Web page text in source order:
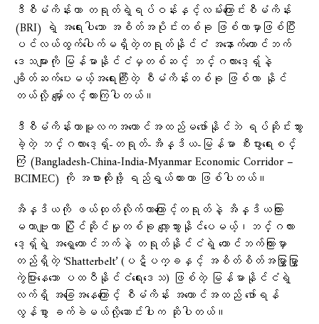
ဒီစီမံကိန်းဟာ တရုတ်ရဲ့ရပ်ဝန်းနှင့်လမ်းကြောင်းစီမံကိန်း
(BRI) ရဲ့ အရေးပါသော အစိတ်အပိုင်းတစ်ခု ဖြစ်လာမှာဖြစ်ပြီး
ပင်လယ်ထွက်ပေါက်မရှိတဲ့တရုတ်နိုင်ငံ အနောက်တောင်ဘက်
ဒေသများကို မြန်မာနိုင်ငံမှတစ်ဆင့် ဘင်္ဂလားဒေ့ရှ်နဲ့
ချိတ်ဆက်ပေးမယ့်အရေးကြီးတဲ့ စီမံကိန်းတစ်ခု ဖြစ်လာ နိုင်
တယ်လို့ မျှော်လင့်ထားကြပါတယ်။
ဒီစီမံကိန်းဟာမူလကအကောင်အထည်မဖော်နိုင်ဘဲ ရပ်ဆိုင်းသွား
ခဲ့တဲ့ ဘင်္ဂလားဒေ့ရှ်-တရုတ်-အိန္ဒိယ-မြန်မာ စီးပွားရေးစင်္
ကြံ (Bangladesh-China-India-Myanmar Economic Corridor –
BCIMEC) ကို အစားထိုးဖို့ ရည်ရွယ်ထားတာ ဖြစ်ပါတယ်။
အိန္ဒိယကို ဖယ်ထုတ်လိုက်တာကြောင့်တရုတ်နဲ့ အိန္ဒိယကြား
မဟာဗျူဟာ ပြိုင်ဆိုင်မှုတစ်ခု လျော့သွားနိုင်ပေမယ့်၊ဘင်္ဂလား
ဒေ့ရှ်ရဲ့ အရှေ့တောင်ဘက်နဲ့ တရုတ်နိုင်ငံရဲ့ တောင်ဘက်ကြားမှာ
တည်ရှိတဲ့ ‘Shatterbelt’ (ပဋိပက္ခနှင့် အစိတ်စိတ်အမြွှာမြွှာ
ကွဲပြားနေသော ပထဝီနိုင်ငံရေးဒေသ) ဖြစ်တဲ့ မြန်မာနိုင်ငံရဲ့
လက်ရှိ အခြေအနေကြောင့် စီမံကိန်း အကောင်အထည် ဖော်ရန်
လွန်စွာ ခက်ခဲမယ်လို့ဆောင်းပါးက ဆိုပါတယ်။